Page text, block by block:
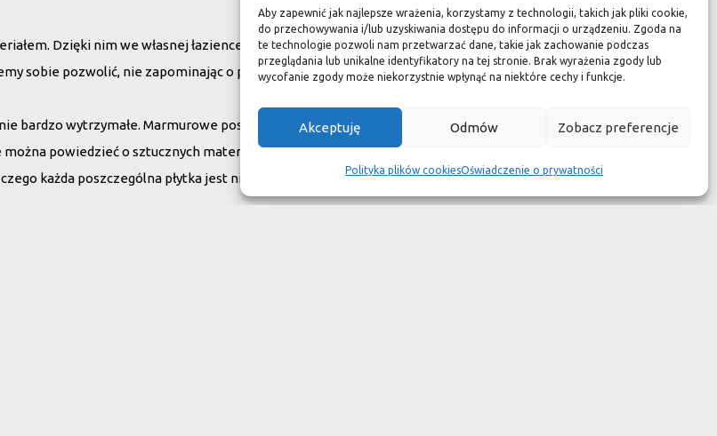
Aby zapewnić jak najlepsze wrażenia, korzystamy z technologii, takich jak pliki cookie,
do przechowywania i/lub uzyskiwania dostępu do informacji o urządzeniu. Zgoda na
te technologie pozwoli nam przetwarzać dane, takie jak zachowanie podczas
przeglądania lub unikalne identyfikatory na tej stronie. Brak wyrażenia zgody lub
wycofanie zgody może niekorzystnie wpłynąć na niektóre cechy i funkcje.
Akceptuję Odmów Zobacz preferencje
Polityka plików cookiesOświadczenie o prywatności
Dzięki nim we własnej łazience możemy poczuć się jak w luksusowym
sobie pozwolić, nie zapominając o praktycznym aspekcie
bardzo wytrzymałe. Marmurowe posadzki w zamkach przetrwały wieki
powiedzieć o sztucznych materiałach, ich żywotność jest dużo krótsza.
każda poszczególna płytka jest niepowtarzalnym dziełem sztuki."